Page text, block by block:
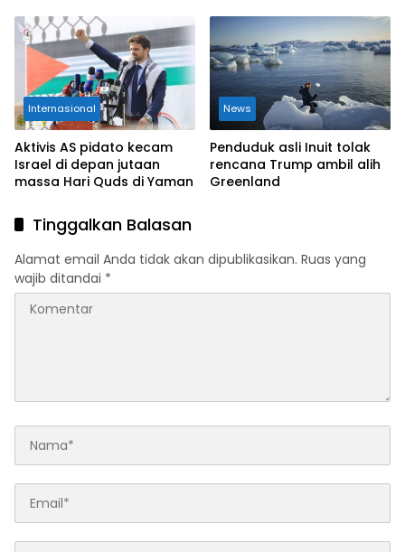
Internasional
Aktivis AS pidato kecam
Israel di depan jutaan
massa Hari Quds di Yaman
News
Penduduk asli Inuit tolak
rencana Trump ambil alih
Greenland
Tinggalkan Balasan
Alamat email Anda tidak akan dipublikasikan. Ruas yang
wajib ditandai *